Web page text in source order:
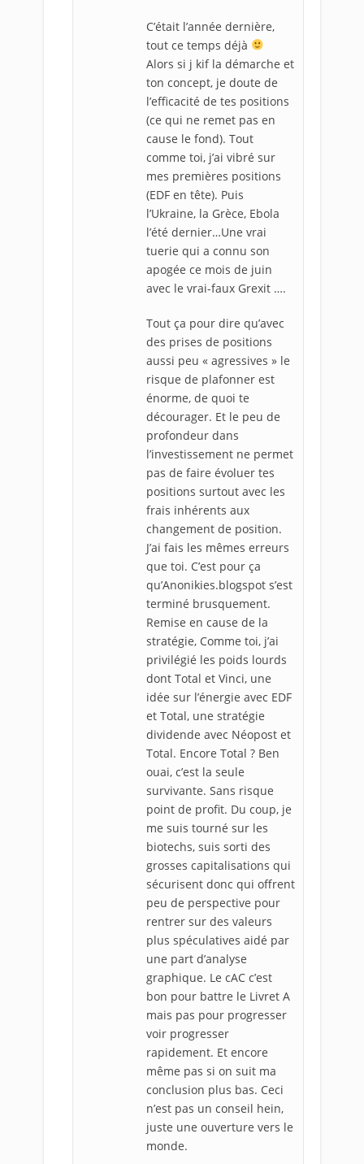
C’était l’année dernière,
tout ce temps déjà
Alors si j kif la démarche et
ton concept, je doute de
l’efficacité de tes positions
(ce qui ne remet pas en
cause le fond). Tout
comme toi, j’ai vibré sur
mes premières positions
(EDF en tête). Puis
l’Ukraine, la Grèce, Ebola
l’été dernier…Une vrai
tuerie qui a connu son
apogée ce mois de juin
avec le vrai-faux Grexit ….
Tout ça pour dire qu’avec
des prises de positions
aussi peu « agressives » le
risque de plafonner est
énorme, de quoi te
décourager. Et le peu de
profondeur dans
l’investissement ne permet
pas de faire évoluer tes
positions surtout avec les
frais inhérents aux
changement de position.
J’ai fais les mêmes erreurs
que toi. C’est pour ça
qu’Anonikies.blogspot s’est
terminé brusquement.
Remise en cause de la
stratégie, Comme toi, j’ai
privilégié les poids lourds
dont Total et Vinci, une
idée sur l’énergie avec EDF
et Total, une stratégie
dividende avec Néopost et
Total. Encore Total ? Ben
ouai, c’est la seule
survivante. Sans risque
point de profit. Du coup, je
me suis tourné sur les
biotechs, suis sorti des
grosses capitalisations qui
sécurisent donc qui offrent
peu de perspective pour
rentrer sur des valeurs
plus spéculatives aidé par
une part d’analyse
graphique. Le cAC c’est
bon pour battre le Livret A
mais pas pour progresser
voir progresser
rapidement. Et encore
même pas si on suit ma
conclusion plus bas. Ceci
n’est pas un conseil hein,
juste une ouverture vers le
monde.